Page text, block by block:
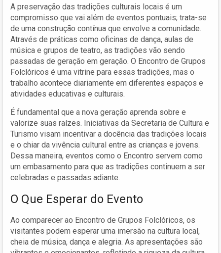
A preservação das tradições culturais locais é um
compromisso que vai além de eventos pontuais; trata-se
de uma construção contínua que envolve a comunidade.
Através de práticas como oficinas de dança, aulas de
música e grupos de teatro, as tradições vão sendo
passadas de geração em geração. O Encontro de Grupos
Folclóricos é uma vitrine para essas tradições, mas o
trabalho acontece diariamente em diferentes espaços e
atividades educativas e culturais.
É fundamental que a nova geração aprenda sobre e
valorize suas raízes. Iniciativas da Secretaria de Cultura e
Turismo visam incentivar a docência das tradições locais
e o chiar da vivência cultural entre as crianças e jovens.
Dessa maneira, eventos como o Encontro servem como
um embasamento para que as tradições continuem a ser
celebradas e passadas adiante.
O Que Esperar do Evento
Ao comparecer ao Encontro de Grupos Folclóricos, os
visitantes podem esperar uma imersão na cultura local,
cheia de música, dança e alegria. As apresentações são